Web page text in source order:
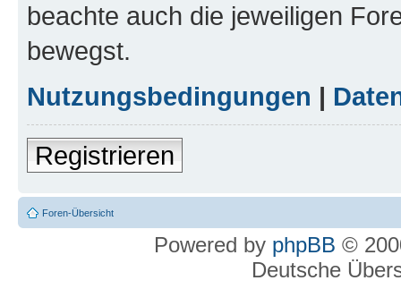
beachte auch die jeweiligen
bewegst.
Nutzungsbedingungen |
Registrieren
Foren-Übersicht
Powered by phpBB ©
Deutsche